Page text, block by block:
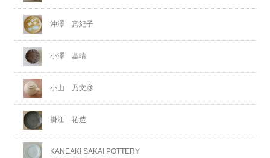
沖澤 真紀子
小澤 基晴
小山 乃文彦
掛江 祐造
KANEAKI SAKAI POTTERY